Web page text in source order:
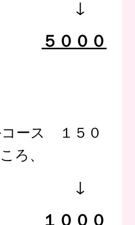
５０００
ース １５０
ろ、
１０００